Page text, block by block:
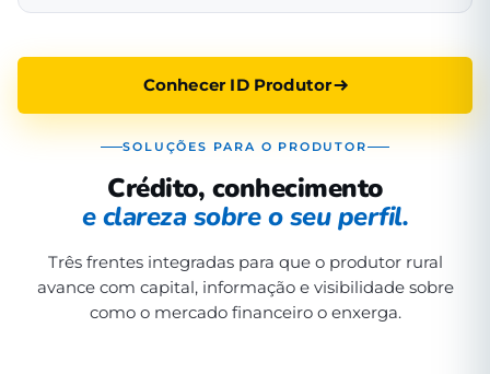
Conhecer ID Produtor
SOLUÇÕES PARA O PRODUTOR
Crédito, conhecimento
e clareza sobre o seu perfil.
Três frentes integradas para que o produtor rural
avance com capital, informação e visibilidade sobre
como o mercado financeiro o enxerga.